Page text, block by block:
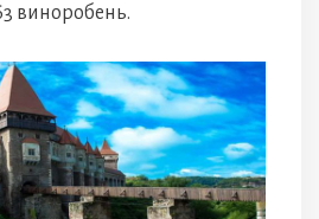
виноробень.